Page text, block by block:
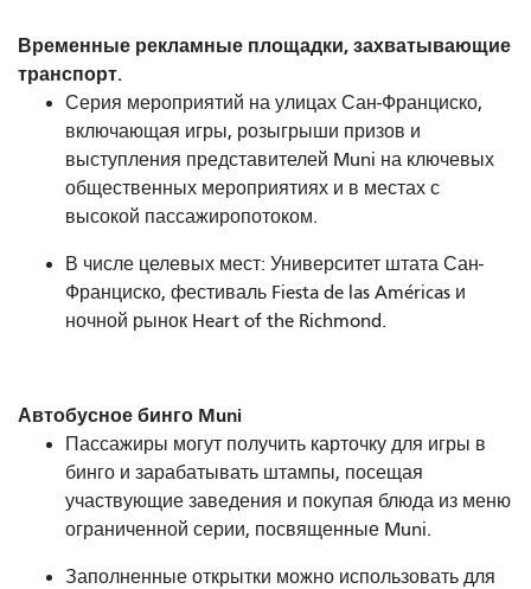
Временные рекламные площадки, захватывающие
транспорт.
Серия мероприятий на улицах Сан-Франциско,
включающая игры, розыгрыши призов и
выступления представителей Muni на ключевых
общественных мероприятиях и в местах с
высокой пассажиропотоком.
В числе целевых мест: Университет штата Сан-
Франциско, фестиваль Fiesta de las Américas и
ночной рынок Heart of the Richmond.
Автобусное бинго Muni
Пассажиры могут получить карточку для игры в
бинго и зарабатывать штампы, посещая
участвующие заведения и покупая блюда из меню
ограниченной серии, посвященные Muni.
Заполненные открытки можно использовать для